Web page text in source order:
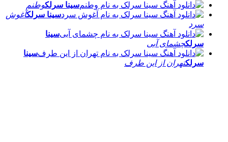
سینا سرلکوطنم
سینا سرلکآغوش
سرد
سینا
سرلکچشمای آبی
سینا
سرلکتهران از این طرف